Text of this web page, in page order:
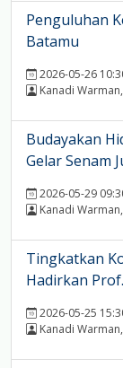
Penguluhan
Batamu
2026-05-26
Kanadi
Budayakan
Gelar Senam
2026-05-29
Kanadi
Tingkatkan
Hadirkan
2026-05-25
Kanadi